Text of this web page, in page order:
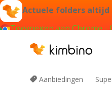
Actuele folders altijd
Toevoegen aan Chrome -
Aanbiedingen